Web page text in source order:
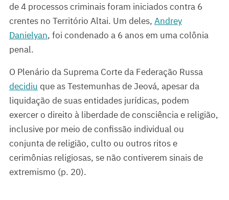
de 4 processos criminais foram iniciados contra 6
crentes no Território Altai. Um deles, Andrey
Danielyan, foi condenado a 6 anos em uma colônia
penal.
O Plenário da Suprema Corte da Federação Russa
decidiu que as Testemunhas de Jeová, apesar da
liquidação de suas entidades jurídicas, podem
exercer o direito à liberdade de consciência e religião,
inclusive por meio de confissão individual ou
conjunta de religião, culto ou outros ritos e
cerimônias religiosas, se não contiverem sinais de
extremismo (p. 20).